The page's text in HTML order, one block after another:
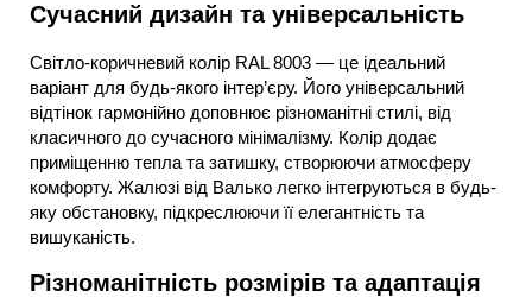
Сучасний дизайн та універсальність
Світло-коричневий колір RAL 8003 — це ідеальний
варіант для будь-якого інтер’єру. Його універсальний
відтінок гармонійно доповнює різноманітні стилі, від
класичного до сучасного мінімалізму. Колір додає
приміщенню тепла та затишку, створюючи атмосферу
комфорту. Жалюзі від Валько легко інтегруються в будь-
яку обстановку, підкреслюючи її елегантність та
вишуканість.
Різноманітність розмірів та адаптація